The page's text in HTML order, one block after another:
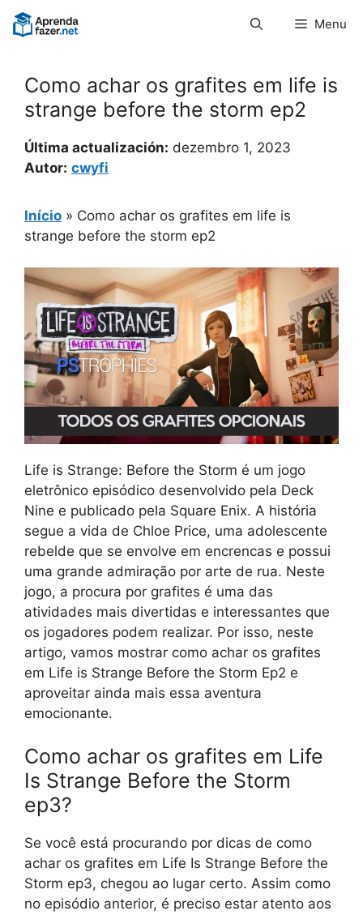
Pular
para
Menu
Como achar os grafites em life is
strange before the storm ep2
Última actualización: dezembro 1, 2023
Autor: cwyfi
Início » Como achar os grafites em life is
strange before the storm ep2
Life is Strange: Before the Storm é um jogo
eletrônico episódico desenvolvido pela Deck
Nine e publicado pela Square Enix. A história
segue a vida de Chloe Price, uma adolescente
rebelde que se envolve em encrencas e possui
uma grande admiração por arte de rua. Neste
jogo, a procura por grafites é uma das
atividades mais divertidas e interessantes que
os jogadores podem realizar. Por isso, neste
artigo, vamos mostrar como achar os grafites
em Life is Strange Before the Storm Ep2 e
aproveitar ainda mais essa aventura
emocionante.
Como achar os grafites em Life
Is Strange Before the Storm
ep3?
Se você está procurando por dicas de como
achar os grafites em Life Is Strange Before the
Storm ep3, chegou ao lugar certo. Assim como
no episódio anterior, é preciso estar atento aos